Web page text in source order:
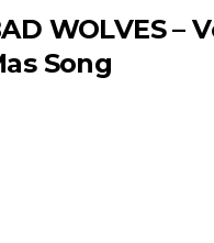
WOLVES –
Song